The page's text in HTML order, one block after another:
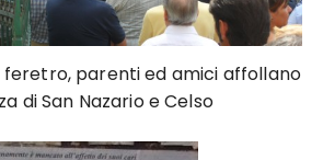
feretro, parenti ed amici affollano
di San Nazario e Celso